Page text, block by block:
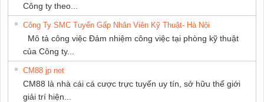
Công ty theo...
Công Ty SMC Tuyển Gấp Nhân Viên Kỹ Thuật- Hà Nội
Mô tả công việc Đảm nhiệm công việc tại phòng kỹ thuật
của Công ty...
CM88 jp net
CM88 là nhà cái cá cược trực tuyến uy tín, sở hữu thế giới
giải trí hiện...